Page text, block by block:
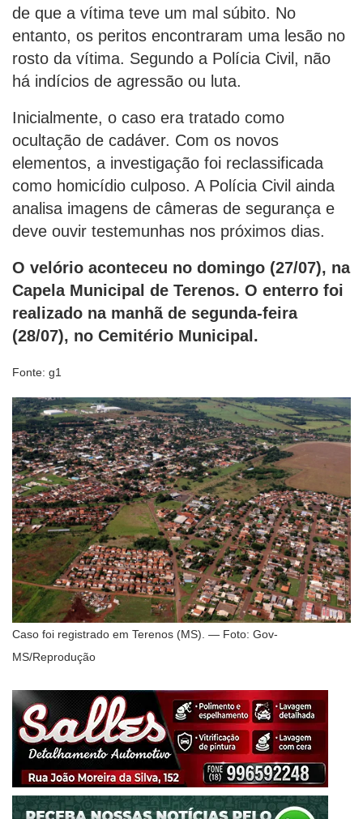
de que a vítima teve um mal súbito. No
entanto, os peritos encontraram uma lesão no
rosto da vítima. Segundo a Polícia Civil, não
há indícios de agressão ou luta.
Inicialmente, o caso era tratado como
ocultação de cadáver. Com os novos
elementos, a investigação foi reclassificada
como homicídio culposo. A Polícia Civil ainda
analisa imagens de câmeras de segurança e
deve ouvir testemunhas nos próximos dias.
O velório aconteceu no domingo (27/07), na
Capela Municipal de Terenos. O enterro foi
realizado na manhã de segunda-feira
(28/07), no Cemitério Municipal.
Fonte: g1
Caso foi registrado em Terenos (MS). — Foto: Gov-
MS/Reprodução